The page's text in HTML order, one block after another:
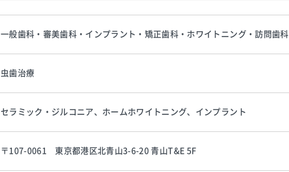
一般歯科・審美歯科・インプラント・矯正歯科・ホワイトニング・訪問歯科
虫歯治療
セラミック・ジルコニア、ホームホワイトニング、インプラント
〒107-0061 東京都港区北青山3-6-20 青山T&E 5F